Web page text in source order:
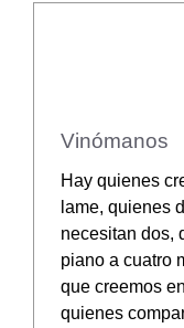
Vinómanos
Hay quienes
lame, quienes
necesitan dos,
piano a cuatro
que creemos
quienes